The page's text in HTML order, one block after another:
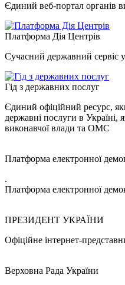
Єдиний веб-портал органів
Платформа Дія Центрів
Сучасний державний сервіс
Гід з державних послуг
Єдиний офіційний ресурс,
державні послуги в Україні,
виконавчої влади та ОМС
Платформа електронної
.
Платформа електронної
ПРЕЗИДЕНТ УКРАЇНИ
Офіційне інтернет-
Верховна Рада України